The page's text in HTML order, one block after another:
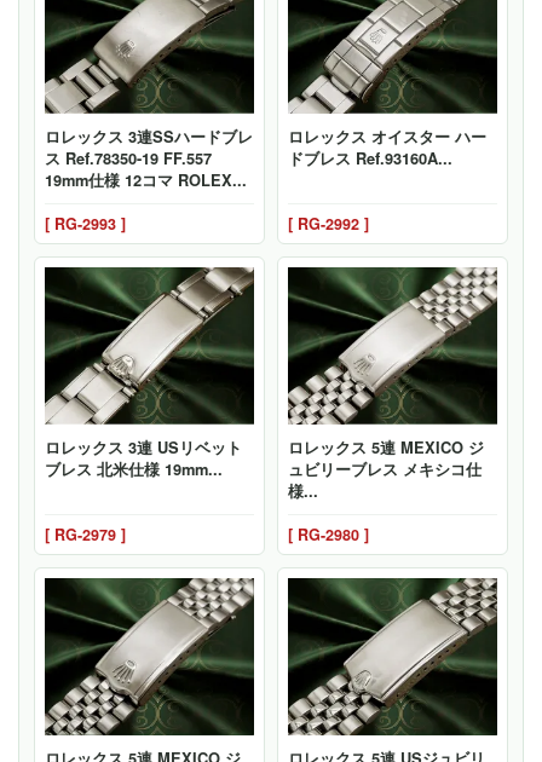
ロレックス 3連SSハードブレ
ス Ref.78350-19 FF.557
19mm仕様 12コマ ROLEX...
[ RG-2993 ]
ロレックス オイスター ハー
ドブレス Ref.93160A...
[ RG-2992 ]
ロレックス 3連 USリベット
ブレス 北米仕様 19mm...
[ RG-2979 ]
ロレックス 5連 MEXICO ジ
ュビリーブレス メキシコ仕
様...
[ RG-2980 ]